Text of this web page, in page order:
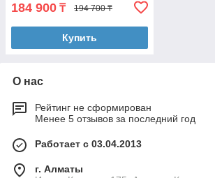
184 900 ₸ 194 700 ₸
Купить
О нас
Рейтинг не сформирован
Менее 5 отзывов за последний год
Работает с 03.04.2013
г. Алматы